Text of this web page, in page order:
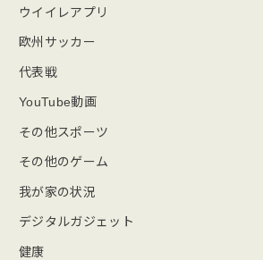
ウイイレアプリ
欧州サッカー
代表戦
YouTube動画
その他スポーツ
その他のゲーム
我が家の状況
デジタルガジェット
健康